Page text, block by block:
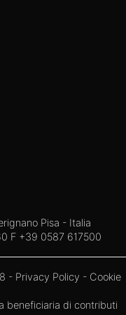
Pisa - Italia
F +39 0587 617500
- Privacy Policy - Cookie
beneficiaria di contributi